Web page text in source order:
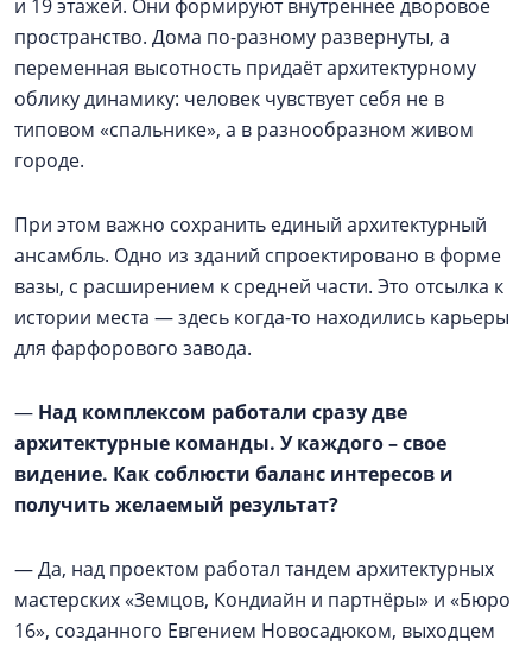
и 19 этажей. Они формируют внутреннее дворовое
пространство. Дома по-разному развернуты, а
переменная высотность придаёт архитектурному
облику динамику: человек чувствует себя не в
типовом «спальнике», а в разнообразном живом
городе.
При этом важно сохранить единый архитектурный
ансамбль. Одно из зданий спроектировано в форме
вазы, с расширением к средней части. Это отсылка к
истории места — здесь когда-то находились карьеры
для фарфорового завода.
— Над комплексом работали сразу две
архитектурные команды. У каждого – свое
видение. Как соблюсти баланс интересов и
получить желаемый результат?
— Да, над проектом работал тандем архитектурных
мастерских «Земцов, Кондиайн и партнёры» и «Бюро
16», созданного Евгением Новосадюком, выходцем